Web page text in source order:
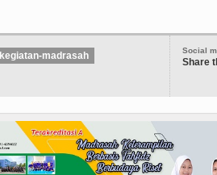
Social
Share
kegiatan-madrasah